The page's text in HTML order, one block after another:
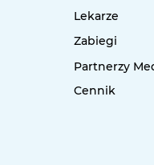
Lekarze
Zabiegi
Partnerzy
Cennik